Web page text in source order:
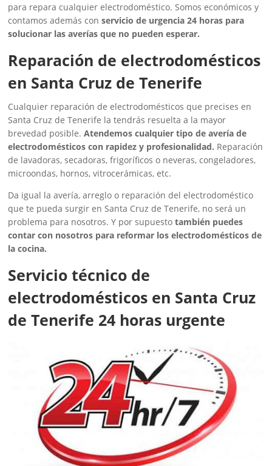
para repara cualquier electrodoméstico. Somos económicos y
contamos además conservicio de urgencia 24 horas para
solucionar las averías que no pueden esperar.
Reparación de electrodomésticos
en Santa Cruz de Tenerife
Cualquier reparación de electrodomésticos que precises en
Santa Cruz de Tenerife la tendrás resuelta a la mayor
brevedad posible.Atendemos cualquier tipo de avería de
electrodomésticos con rapidez y profesionalidad. Reparación
de lavadoras, secadoras, frigoríficos o neveras, congeladores,
microondas, hornos, vitrocerámicas, etc.
Da igual la avería, arreglo o reparación del electrodoméstico
que te pueda surgir en Santa Cruz de Tenerife, no será un
problema para nosotros. Y por supuestotambién puedes
contar con nosotros para reformar los electrodomésticos de
la cocina.
Servicio técnico de
electrodomésticos en Santa Cruz
de Tenerife 24 horas urgente